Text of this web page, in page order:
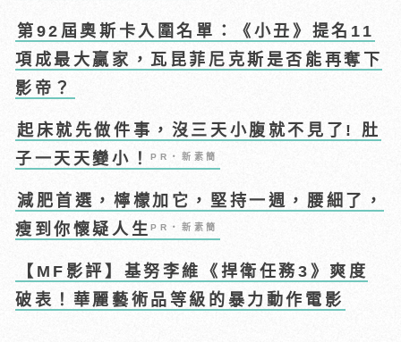
第92屆奧斯卡入圍名單：《小丑》提名11
項成最大贏家，瓦昆菲尼克斯是否能再奪下
影帝？
起床就先做件事，沒三天小腹就不見了! 肚
子一天天變小！PR・新素簡
減肥首選，檸檬加它，堅持一週，腰細了，
瘦到你懷疑人生PR・新素簡
【MF影評】基努李維《捍衛任務3》爽度
破表！華麗藝術品等級的暴力動作電影